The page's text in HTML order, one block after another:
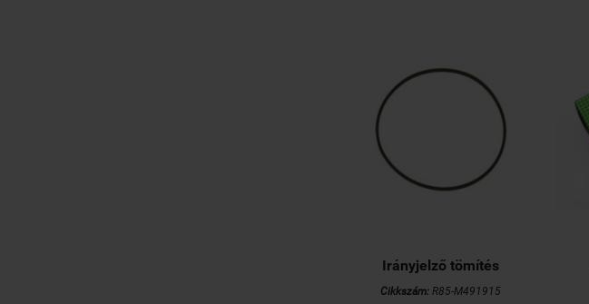
Irányjelző tömítés
Cikkszám: R85-M491915